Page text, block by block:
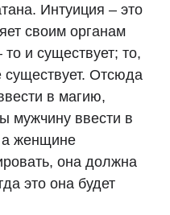
Интуиция – это
своим органам
то и существует; то,
существует. Отсюда
в магию,
мужчину ввести в
а женщине
она должна
это она будет